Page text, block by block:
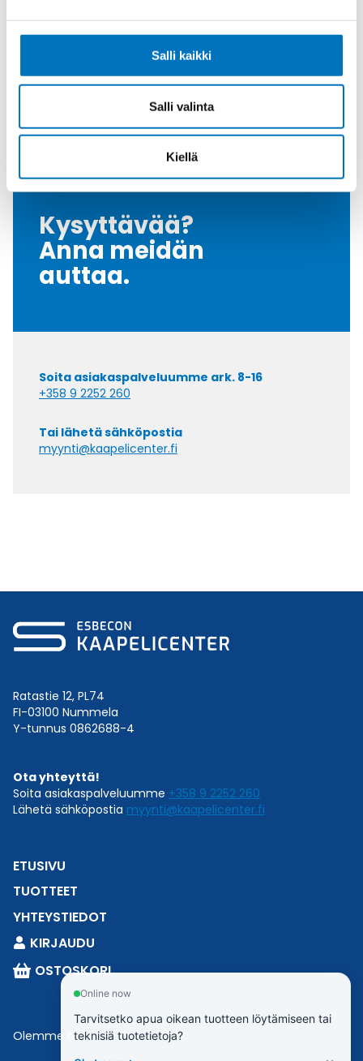
Salli kaikki
Salli valinta
Kiellä
Tiiviste
Elastomeeri
Vedonpoisto-
Myyntierä 25
Kysyttävää?
Anna meidän
auttaa.
Soita asiakaspalveluumme ark. 8-16
+358 9 2252 260
Tai lähetä sähköpostia
myynti@kaapelicenter.fi
Ratastie 12, PL74
FI-03100 Nummela
Y-tunnus 0862688-4
Ota yhteyttä!
Soita asiakaspalveluumme +358 9 2252 260
Lähetä sähköpostia myynti@kaapelicenter.fi
ETUSIVU
TUOTTEET
YHTEYSTIEDOT
KIRJAUDU
OSTOSKORI
Olemme osaEsbeconia.
Online now
Tarvitsetko apua oikean tuotteen löytämiseen tai
teknisiä tuotetietoja?